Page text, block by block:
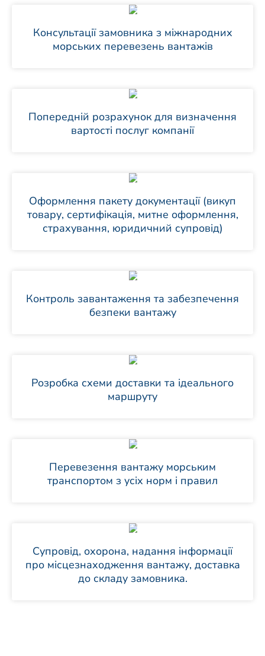
Консультації замовника з міжнародних
морських перевезень вантажів
Попередній розрахунок для визначення
вартості послуг компанії
Оформлення пакету документації (викуп
товару, сертифікація, митне оформлення,
страхування, юридичний супровід)
Контроль завантаження та забезпечення
безпеки вантажу
Розробка схеми доставки та ідеального
маршруту
Перевезення вантажу морським
транспортом з усіх норм і правил
Супровід, охорона, надання інформації
про місцезнаходження вантажу, доставка
до складу замовника.